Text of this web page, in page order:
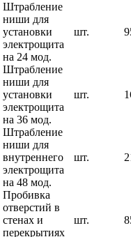
Штрабление
ниши для
установки
электрощита
на 24 мод.
шт.
Штрабление
ниши для
установки
электрощита
на 36 мод.
шт.
Штрабление
ниши для
внутреннего
электрощита
на 48 мод.
шт.
Пробивка
отверстий в
стенах и
перекрытиях
шт.